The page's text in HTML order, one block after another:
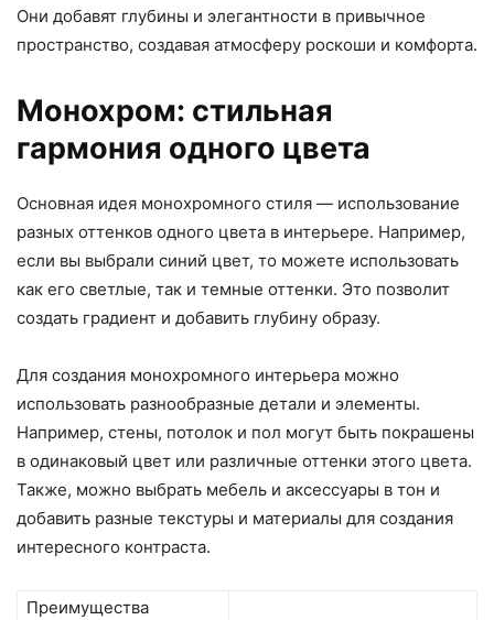
Они добавят глубины и элегантности в привычное
пространство, создавая атмосферу роскоши и комфорта.
Монохром: стильная
гармония одного цвета
Основная идея монохромного стиля — использование
разных оттенков одного цвета в интерьере. Например,
если вы выбрали синий цвет, то можете использовать
как его светлые, так и темные оттенки. Это позволит
создать градиент и добавить глубину образу.
Для создания монохромного интерьера можно
использовать разнообразные детали и элементы.
Например, стены, потолок и пол могут быть покрашены
в одинаковый цвет или различные оттенки этого цвета.
Также, можно выбрать мебель и аксессуары в тон и
добавить разные текстуры и материалы для создания
интересного контраста.
Преимущества